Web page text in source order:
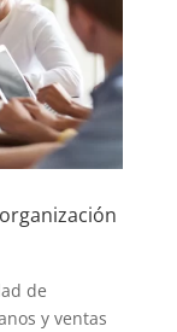
de
y ventas